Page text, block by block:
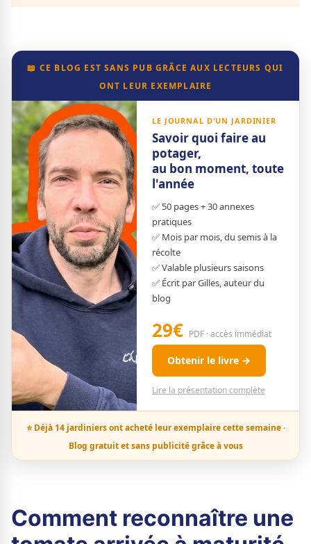
📖 CE BLOG EST SANS PUB GRÂCE AUX LECTEURS QUI
ONT LEUR EXEMPLAIRE
LE JOURNAL D'UN JARDINIER
Savoir quoi faire au
potager,
au bon moment, toute
l'année
✅ 50 pages + 30 annexes
pratiques
✅ Mois par mois, du semis à la
récolte
✅ Valable plusieurs saisons
✅ Écrit par Gilles, auteur du
blog
29€ PDF · accès immédiat
Obtenir le livre →
Lire la présentation complète
⭐ Déjà 14 jardiniers ont acheté leur exemplaire cette semaine ·
Blog gratuit et sans publicité grâce à vous
Comment reconnaître une